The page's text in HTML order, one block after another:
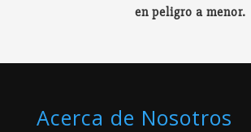
en peligro a menor.
Acerca de Nosotros